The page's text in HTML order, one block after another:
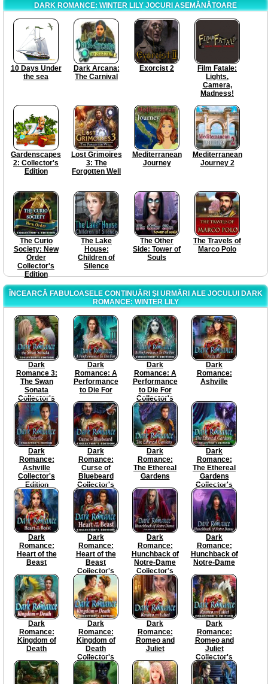
DARK ROMANCE: WINTER LILY JOCURI ASEMĂNĂTOARE
10 Days Under
the sea
Dark Arcana:
The Carnival
Exorcist 2
Film Fatale:
Lights,
Camera,
Madness!
Gardenscapes
2: Collector's
Edition
Lost Grimoires
3: The
Forgotten Well
Mediterranean
Journey
Mediterranean
Journey 2
The Curio
Society: New
Order
Collector's
Edition
The Lake
House:
Children of
Silence
The Other
Side: Tower of
Souls
The Travels of
Marco Polo
ÎNCEARCĂ FABULOASELE CONTINUĂRI ŞI URMĂRI ALE JOCULUI DARK
ROMANCE: WINTER LILY
Dark
Romance 3:
The Swan
Sonata
Collector's
Edition
Dark
Romance: A
Performance
to Die For
Dark
Romance: A
Performance
to Die For
Collector's
Edition
Dark
Romance:
Ashville
Dark
Romance:
Ashville
Collector's
Edition
Dark
Romance:
Curse of
Bluebeard
Collector's
Edition
Dark
Romance:
The Ethereal
Gardens
Dark
Romance:
The Ethereal
Gardens
Collector's
Edition
Dark
Romance:
Heart of the
Beast
Dark
Romance:
Heart of the
Beast
Collector's
Edition
Dark
Romance:
Hunchback of
Notre-Dame
Collector's
Edition
Dark
Romance:
Hunchback of
Notre-Dame
Dark
Romance:
Kingdom of
Death
Dark
Romance:
Kingdom of
Death
Collector's
Edition
Dark
Romance:
Romeo and
Juliet
Dark
Romance:
Romeo and
Juliet
Collector's
Edition